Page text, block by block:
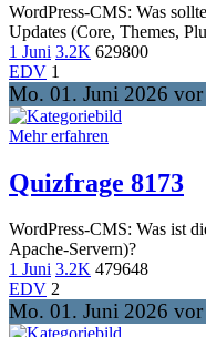
WordPress-CMS: Was
Updates (Core, Themes,
1 Juni 3.2K 629800
EDV 1
Mo. 01. Juni 2026 vor
Mehr erfahren
Quizfrage 8173
WordPress-CMS: Was ist
Apache-Servern)?
1 Juni 3.2K 479648
EDV 2
Mo. 01. Juni 2026 vor